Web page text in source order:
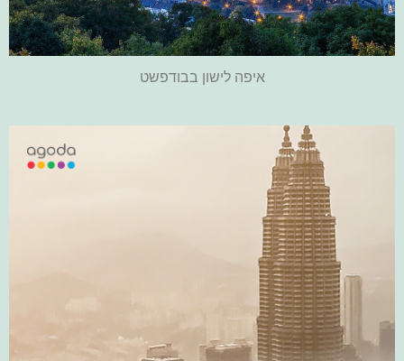
איפה לישון בבודפשט